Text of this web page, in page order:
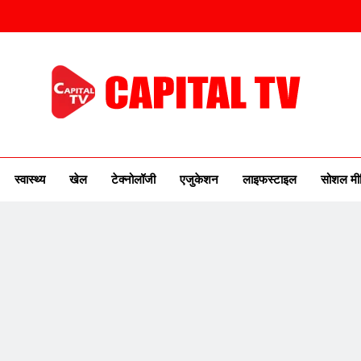
स्वास्थ्य खेल टेक्नोलॉजी एजुकेशन लाइफस्टाइल सोशल